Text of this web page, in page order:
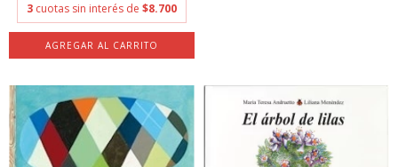
3 cuotas sin interés de $8.700